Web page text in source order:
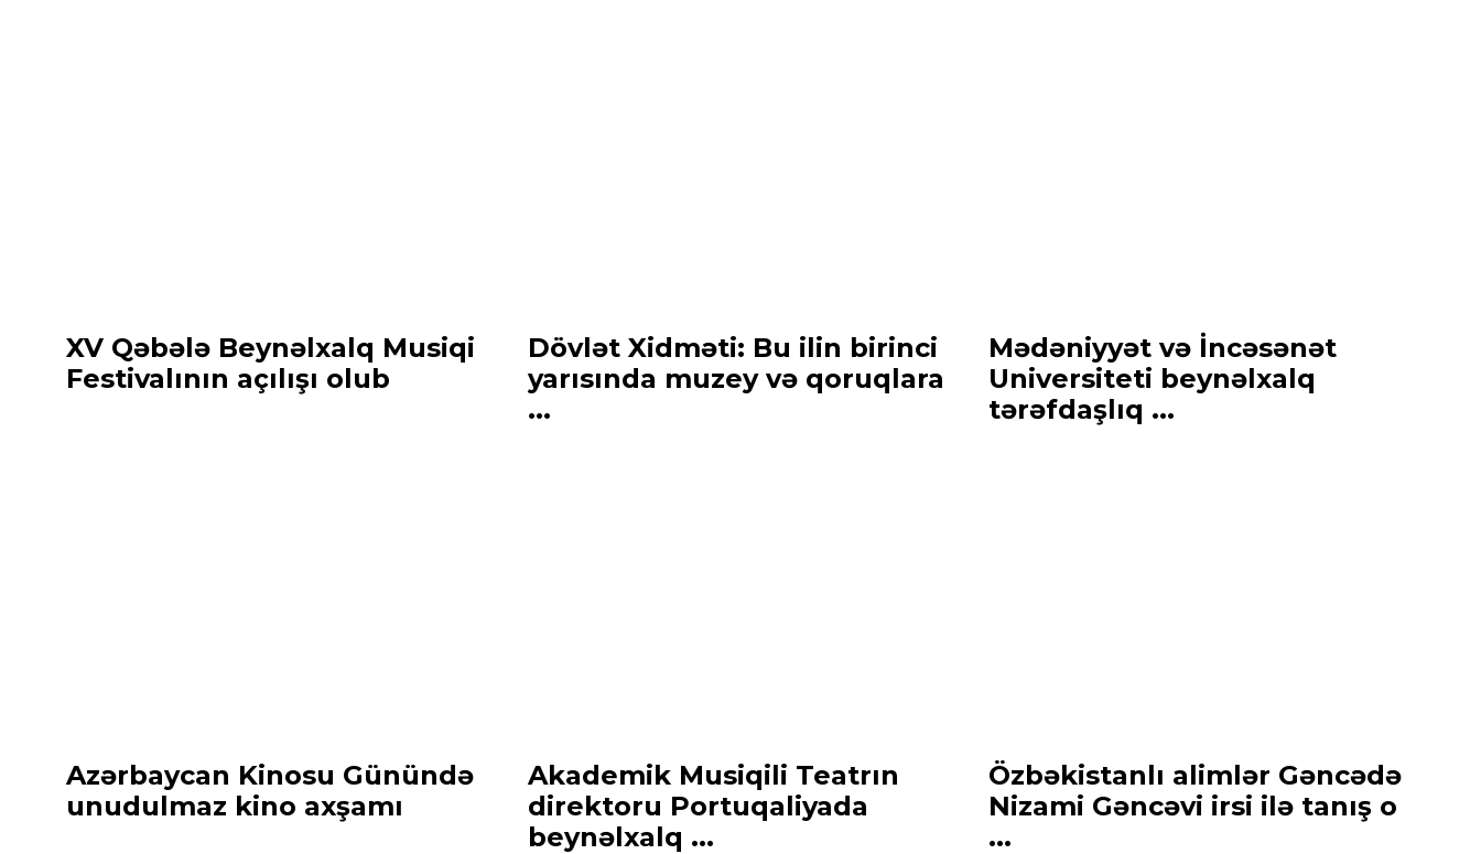
XV Qəbələ Beynəlxalq Musiqi
Festivalının açılışı olub
Dövlət Xidməti: Bu ilin birinci
yarısında muzey və qoruqlara
...
Mədəniyyət və İncəsənət
Universiteti beynəlxalq
tərəfdaşlıq ...
Azərbaycan Kinosu Günündə
unudulmaz kino axşamı
Akademik Musiqili Teatrın
direktoru Portuqaliyada
beynəlxalq ...
Özbəkistanlı alimlər Gəncədə
Nizami Gəncəvi irsi ilə tanış o
...